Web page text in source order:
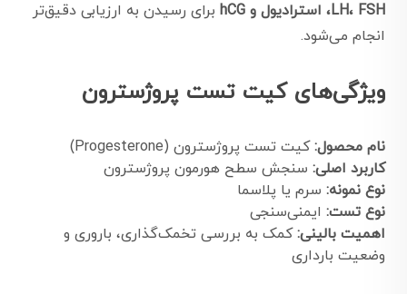
LH، FSH، استرادیول و hCG
برای رسیدن به ارزیابی دقیق‌تر
انجام می‌شود.
ویژگی‌های کیت تست پروژسترون
نام محصول:کیت تست پروژسترون (Progesterone)
کاربرد اصلی: سنجش سطح هورمون پروژسترون
نوع نمونه: سرم یا پلاسما
نوع تست: ایمنی‌سنجی
اهمیت بالینی:کمک به بررسی تخمک‌گذاری، باروری و
وضعیت بارداری